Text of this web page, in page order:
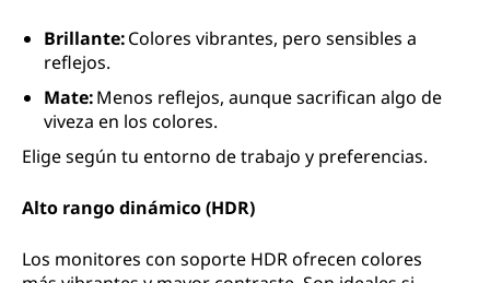
Brillante:Colores vibrantes, pero sensibles a
reflejos.
Mate:Menos reflejos, aunque sacrifican algo de
viveza en los colores.
Elige según tu entorno de trabajo y preferencias.
Alto rango dinámico (HDR)
Los monitores con soporte HDR ofrecen colores